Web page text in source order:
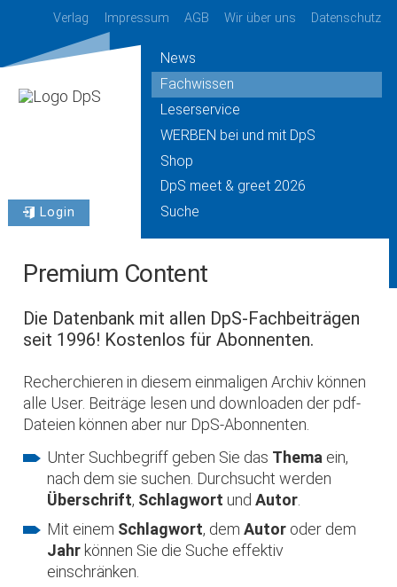
Verlag Impressum AGB Wir über uns Datenschutz
Login
News
Fachwissen
Leserservice
WERBEN bei und mit DpS
Shop
DpS meet & greet 2026
Suche
Premium Content
Die Datenbank mit allen DpS-Fachbeiträgen
seit 1996! Kostenlos für Abonnenten.
Recherchieren in diesem einmaligen Archiv können
alle User. Beiträge lesen und downloaden der pdf-
Dateien können aber nur DpS-Abonnenten.
Unter Suchbegriff geben Sie das Thema ein,
nach dem sie suchen. Durchsucht werden
Überschrift, Schlagwort undAutor
Mit einem Schlagwort, demAutor oder dem
Jahr können Sie die Suche effektiv
einschränken.